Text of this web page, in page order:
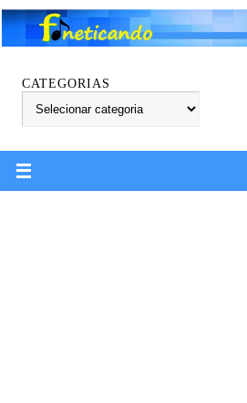
CATEGORIAS